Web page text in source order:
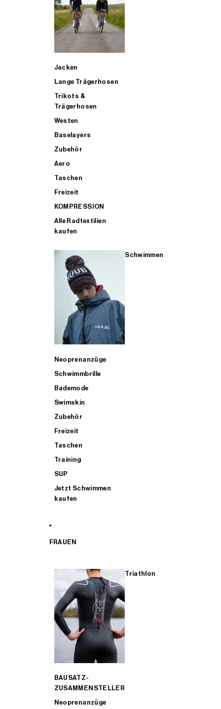
Jacken
Lange Trägerhosen
Trikots &
Trägerhosen
Westen
Baselayers
Zubehör
Aero
Taschen
Freizeit
KOMPRESSION
Alle Radtextilien
kaufen
Schwimmen
Neoprenanzüge
Schwimmbrille
Bademode
Swimskin
Zubehör
Freizeit
Taschen
Training
SUP
Jetzt Schwimmen
kaufen
FRAUEN
Triathlon
BAUSATZ-
ZUSAMMENSTELLER
Neoprenanzüge
SHOP ALL MENS TRIATHLON